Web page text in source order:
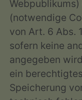
(notwendige
von Art. 6 Abs.
sofern keine
angegeben
ein
Speicherung